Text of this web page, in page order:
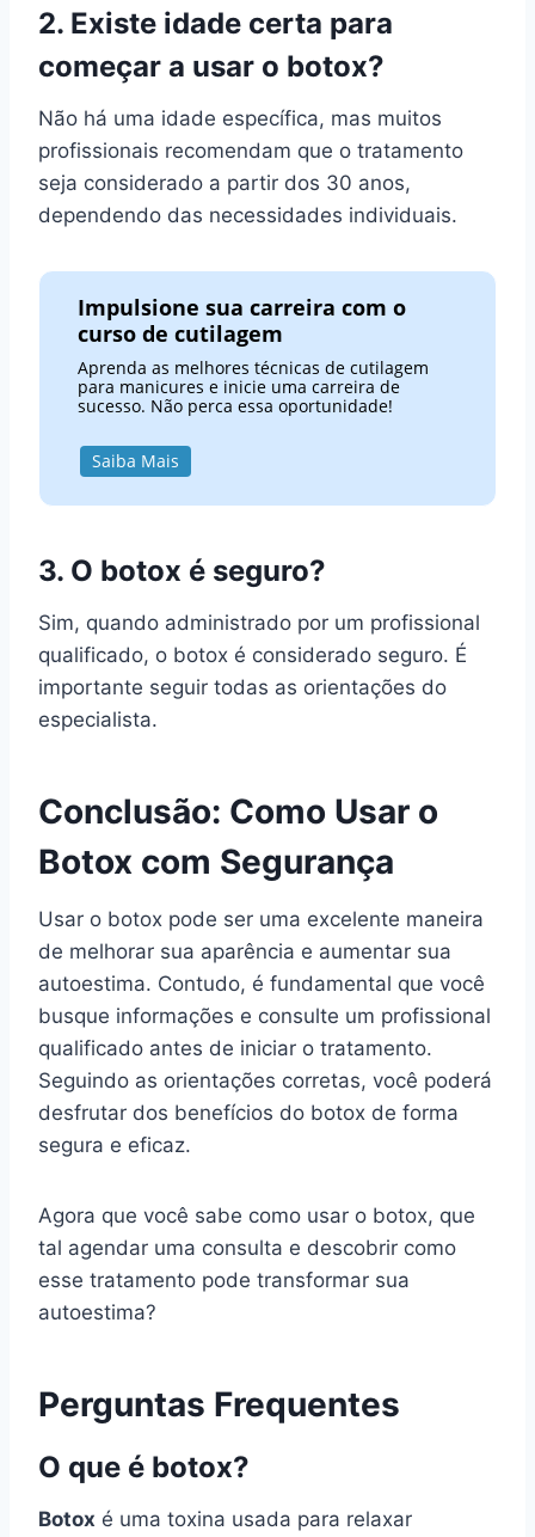
2. Existe idade certa para
começar a usar o botox?
Não há uma idade específica, mas muitos
profissionais recomendam que o tratamento
seja considerado a partir dos 30 anos,
dependendo das necessidades individuais.
Impulsione sua carreira com o
curso de cutilagem
Aprenda as melhores técnicas de cutilagem
para manicures e inicie uma carreira de
sucesso. Não perca essa oportunidade!
Saiba Mais
3. O botox é seguro?
Sim, quando administrado por um profissional
qualificado, o botox é considerado seguro. É
importante seguir todas as orientações do
especialista.
Conclusão: Como Usar o
Botox com Segurança
Usar o botox pode ser uma excelente maneira
de melhorar sua aparência e aumentar sua
autoestima. Contudo, é fundamental que você
busque informações e consulte um profissional
qualificado antes de iniciar o tratamento.
Seguindo as orientações corretas, você poderá
desfrutar dos benefícios do botox de forma
segura e eficaz.
Agora que você sabe como usar o botox, que
tal agendar uma consulta e descobrir como
esse tratamento pode transformar sua
autoestima?
Perguntas Frequentes
O que é botox?
Botox é uma toxina usada para relaxar